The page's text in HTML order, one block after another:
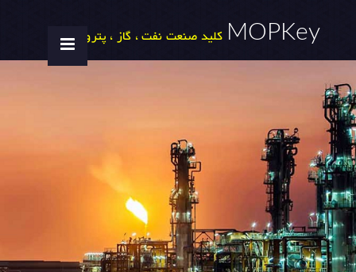
MOPKey کلید صنعت نفت ، گاز ، پتروشیمی